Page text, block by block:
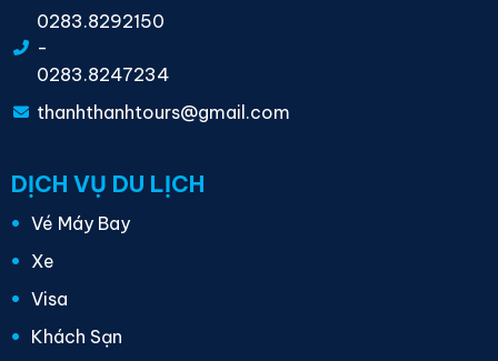
0283.8292150
-
0283.8247234
thanhthanhtours@gmail.com
DỊCH VỤ DU LỊCH
Vé Máy Bay
Xe
Visa
Khách Sạn